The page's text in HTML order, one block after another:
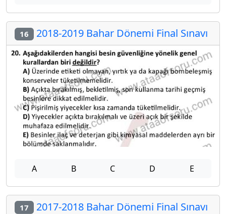
16 2018-2019 Bahar Dönemi Final Sınavı
A B C D E
17 2017-2018 Bahar Dönemi Final Sınavı